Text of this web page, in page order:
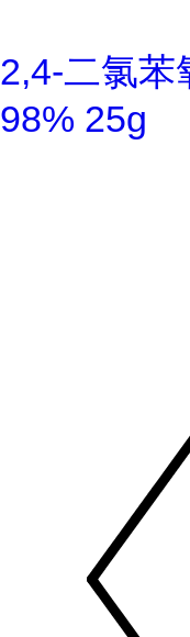
2,4-二氯苯
98% 25g